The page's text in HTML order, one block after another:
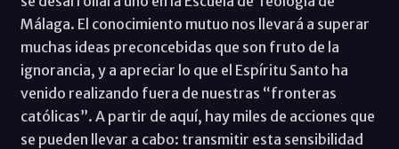
Málaga. El conocimiento mutuo nos llevará a superar
muchas ideas preconcebidas que son fruto de la
ignorancia, y a apreciar lo que el Espíritu Santo ha
venido realizando fuera de nuestras “fronteras
católicas”. A partir de aquí, hay miles de acciones que
se pueden llevar a cabo: transmitir esta sensibilidad